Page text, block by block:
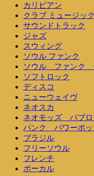
カリビアン
クラブ ミュージック
サウンドトラック
ジャズ
スウィング
ソウル ファンク
ソウル ファンク
ソフトロック
ディスコ
ニューウェイヴ
ネオスカ
ネオモッズ パブロ
パンク パワーポッ
ブラジル
フリーソウル
フレンチ
ボーカル